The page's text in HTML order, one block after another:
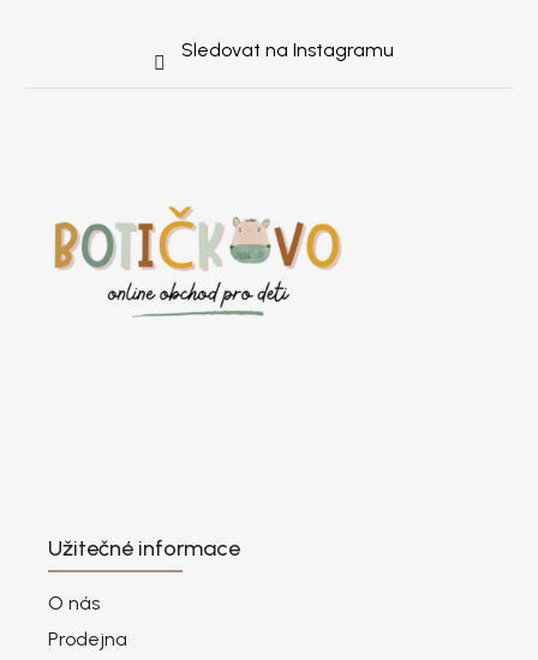
Sledovat na Instagramu
Užitečné informace
O nás
Prodejna